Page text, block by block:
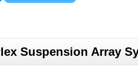
Suspension Array